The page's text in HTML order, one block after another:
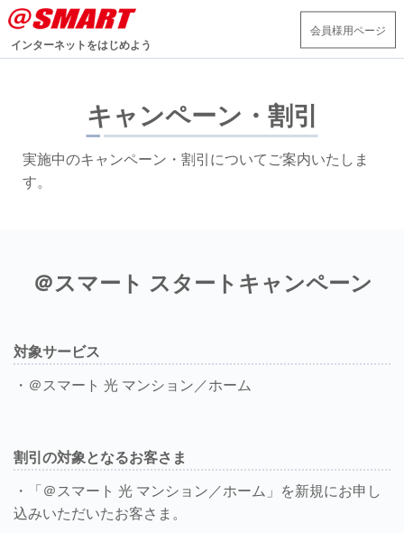
インターネットをはじめよう
会員様用ページ
キャンペーン・割引
実施中のキャンペーン・割引についてご案内いたしま
す。
＠スマート スタートキャンペーン
対象サービス
・＠スマート 光 マンション／ホーム
割引の対象となるお客さま
・「＠スマート 光 マンション／ホーム」を新規にお申し
込みいただいたお客さま。